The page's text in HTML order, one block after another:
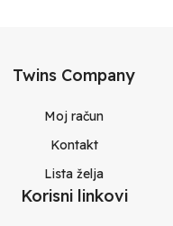
Twins Company
Moj račun
Kontakt
Lista želja
Korisni linkovi